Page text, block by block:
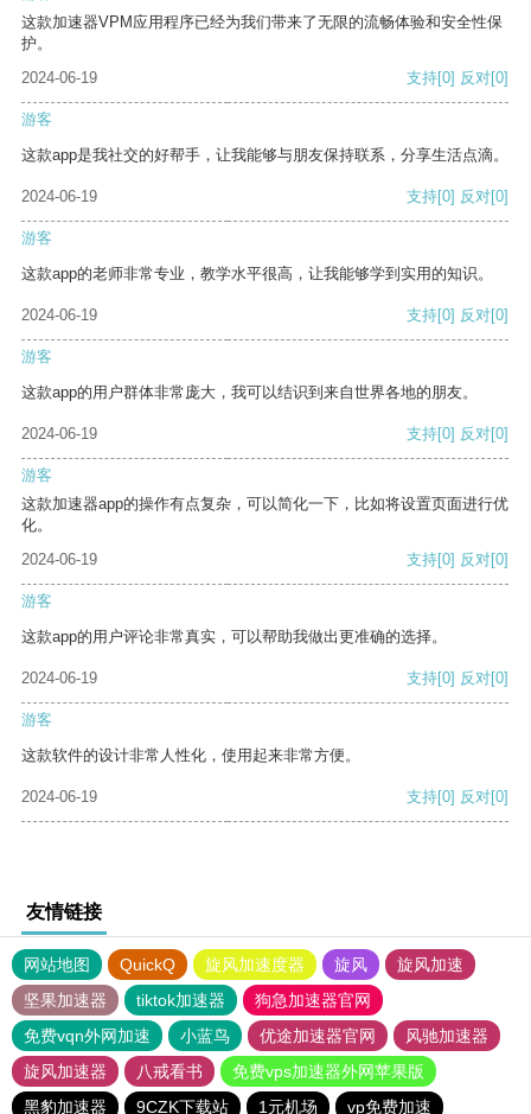
这款加速器VPM应用程序已经为我们带来了无限的流畅体验和安全性保
护。
2024-06-19
支持[0] 反对[0]
游客
这款app是我社交的好帮手，让我能够与朋友保持联系，分享生活点滴。
2024-06-19 支持[0] 反对[0]
游客
这款app的老师非常专业，教学水平很高，让我能够学到实用的知识。
2024-06-19 支持[0] 反对[0]
游客
这款app的用户群体非常庞大，我可以结识到来自世界各地的朋友。
2024-06-19 支持[0] 反对[0]
游客
这款加速器app的操作有点复杂，可以简化一下，比如将设置页面进行优
化。
2024-06-19
支持[0] 反对[0]
游客
这款app的用户评论非常真实，可以帮助我做出更准确的选择。
2024-06-19 支持[0] 反对[0]
游客
这款软件的设计非常人性化，使用起来非常方便。
2024-06-19 支持[0] 反对[0]
友情链接
网站地图 QuickQ 旋风加速度器 旋风
旋风加速
坚果加速器
tiktok加速器
狗急加速器官网
免费vqn外网加速
小蓝鸟 优途加速器官网
风驰加速器
旋风加速器
八戒看书
免费vps加速器外网苹果版
黑豹加速器
9CZK下载站 1元机场 vp免费加速